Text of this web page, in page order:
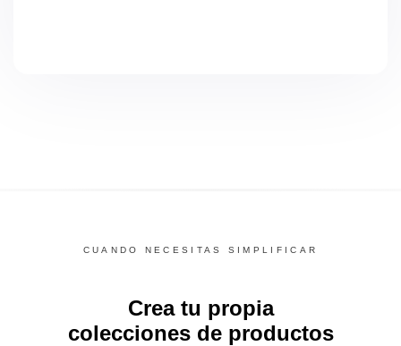
CUANDO NECESITAS SIMPLIFICAR
Crea tu propia
colecciones de productos